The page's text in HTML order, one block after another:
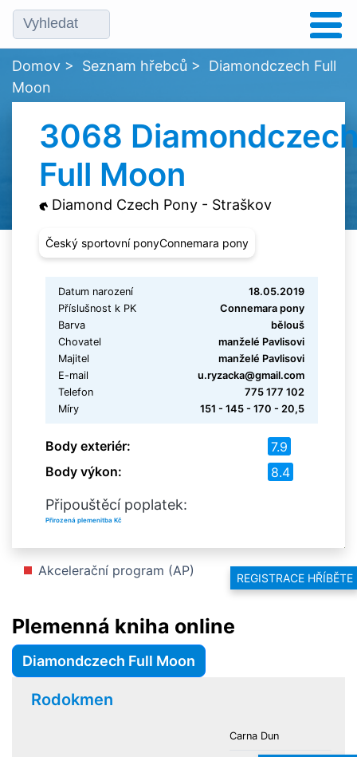
REGISTRACE HŘÍBĚTE
Domov > Seznam hřebců > Diamondczech Full
Moon
3068
Full Moon
Diamond Czech Pony - Straškov
Český sportovní ponyConnemara pony
Datum narození
18.05.2019
Příslušnost k PK
Connemara pony
Barva
bělouš
Chovatel
manželé Pavlisovi
Majitel
manželé Pavlisovi
E-mail
u.ryzacka@gmail.com
Telefon
775 177 102
Míry
151 - 145 - 170 - 20,5
Body exteriér:
7.9
Body výkon:
8.4
Připouštěcí poplatek:
Přirozená plemenitba Kč
Akcelerační program (AP)
Plemenná kniha online
Diamondczech Full Moon
Rodokmen
Carna Dun